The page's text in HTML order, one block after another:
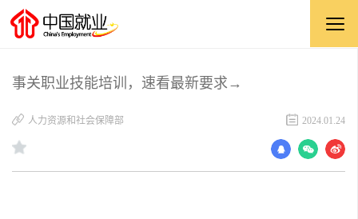
事关职业技能培训，速看最新要求→
人力资源和社会保障部 2024.01.24